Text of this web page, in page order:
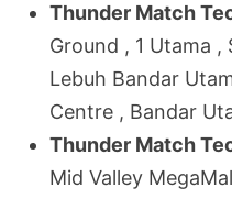
Thunder Match
Ground , 1 Utama ,
Lebuh Bandar
Centre , Bandar
Thunder Match
Mid Valley